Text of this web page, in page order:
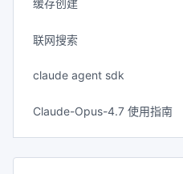
缓存创建
联网搜索
claude agent sdk
Claude-Opus-4.7 使用指南